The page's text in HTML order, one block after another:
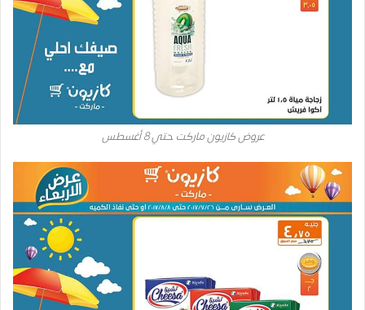
عروض كازيون ماركت حتي 8 أغسطس